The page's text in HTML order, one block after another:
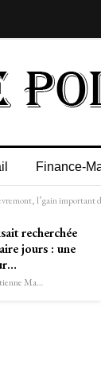
Finance-
l’gain important
recherchée
jours : une
Sébastien-Étienne Marechal